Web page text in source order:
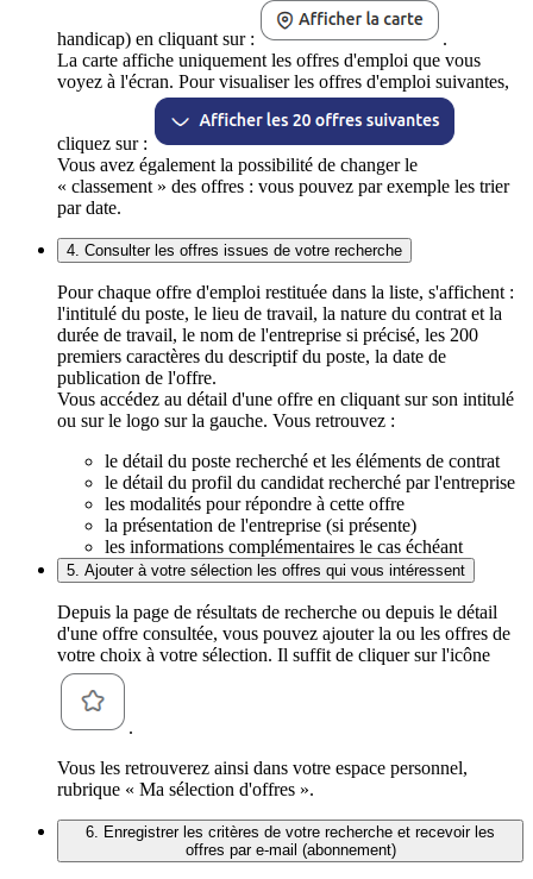
handicap) en cliquant sur :
.
La carte affiche uniquement les offres d'emploi que vous
voyez à l'écran. Pour visualiser les offres d'emploi suivantes,
cliquez sur :
Vous avez également la possibilité de changer le
« classement » des offres : vous pouvez par exemple les trier
par date.
4. Consulter les offres issues de votre recherche
Pour chaque offre d'emploi restituée dans la liste, s'affichent :
l'intitulé du poste, le lieu de travail, la nature du contrat et la
durée de travail, le nom de l'entreprise si précisé, les 200
premiers caractères du descriptif du poste, la date de
publication de l'offre.
Vous accédez au détail d'une offre en cliquant sur son intitulé
ou sur le logo sur la gauche. Vous retrouvez :
le détail du poste recherché et les éléments de contrat
le détail du profil du candidat recherché par l'entreprise
les modalités pour répondre à cette offre
la présentation de l'entreprise (si présente)
les informations complémentaires le cas échéant
5. Ajouter à votre sélection les offres qui vous intéressent
Depuis la page de résultats de recherche ou depuis le détail
d'une offre consultée, vous pouvez ajouter la ou les offres de
votre choix à votre sélection. Il suffit de cliquer sur l'icône
.
Vous les retrouverez ainsi dans votre espace personnel,
rubrique « Ma sélection d'offres ».
6. Enregistrer les critères de votre recherche et recevoir les
offres par e-mail (abonnement)